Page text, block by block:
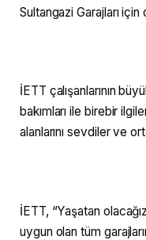
Sultangazi Garajları
İETT çalışanlarının
bakımları ile birebir
alanlarını sevdiler ve
İETT, “Yaşatan
uygun olan tüm